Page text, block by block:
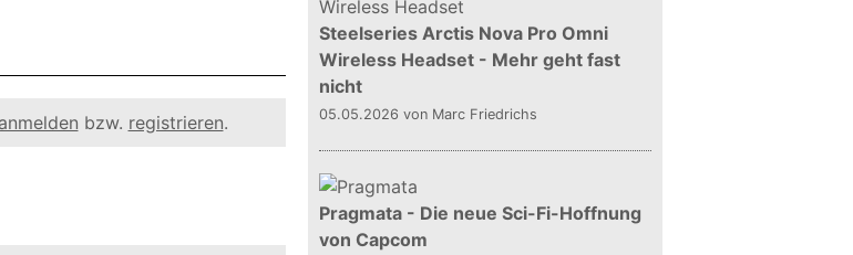
anmelden bzw. registrieren.
Steelseries Arctis Nova Pro Omni
Wireless Headset - Mehr geht fast
nicht
05.05.2026 von Marc Friedrichs
Pragmata - Die neue Sci-Fi-Hoffnung
von Capcom